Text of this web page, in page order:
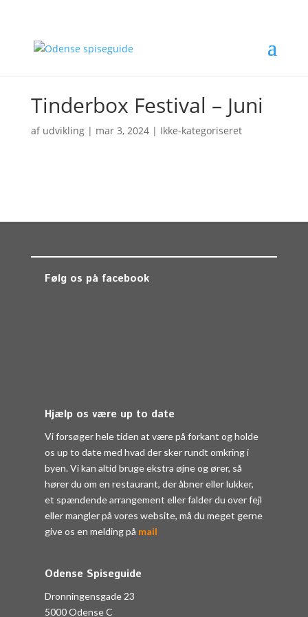
Tinderbox Festival – Juni
af udvikling| mar 3, 2024| Ikke-kategoriseret
Følg os på facebook
Hjælp os være up to date
Vi forsøger hele tiden at være på forkant og holde
os up to date med hvad der sker rundt omkring i
byen. Vi kan altid bruge ekstra øjne og ører, så
hører du om en restaurant, der åbner eller lukker,
et spændende arrangement eller falder du over fejl
eller mangler på vores website, må du meget gerne
give os en melding på mail
Odense Spiseguide
Dronningensgade 23
5000 Odense C